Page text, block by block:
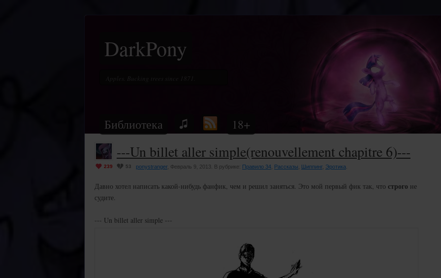
DarkPony
Библиотека 18+
---Un billet aller simple(renouvellement chapitre 6)---
239 53 ponystranger, Февраль 9, 2013. В рубрике: Правило 34 Рассказы Шиппинг, Эротика
Давно хотел написать какой-нибудь фанфик, чем и решил заняться. Это мой первый фик так, что строго не
судите.
--- Un billet aller simple ---